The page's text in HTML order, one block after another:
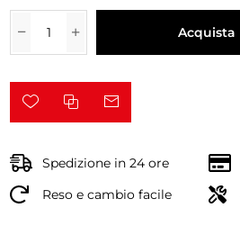
Acquista
Spedizione in 24 ore
Reso e cambio facile